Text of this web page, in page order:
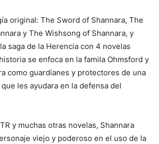
original: The Sword of Shannara, The
y The Wishsong of Shannara, y
saga de la Herencia con 4 novelas
se enfoca en la famila Ohmsford y
como guardianes y protectores de una
les ayudara en la defensa del
y muchas otras novelas, Shannara
viejo y poderoso en el uso de la